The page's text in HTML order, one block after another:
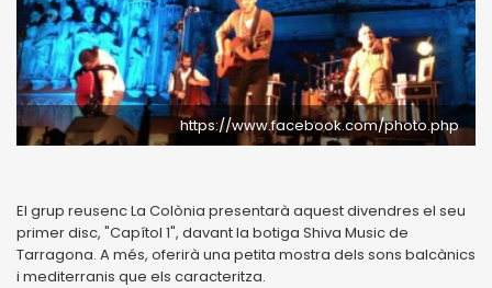
https://www.facebook.com/photo.php
El grup reusenc La Colònia presentarà aquest divendres el seu
primer disc, "Capítol 1", davant la botiga Shiva Music de
Tarragona. A més, oferirà una petita mostra dels sons balcànics
i mediterranis que els caracteritza.